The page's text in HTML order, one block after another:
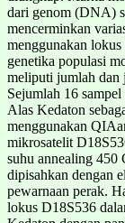
dari genom (DNA)
mencerminkan
menggunakan
genetika populasi
meliputi jumlah dan
Sejumlah 16
Alas Kedaton
menggunakan
mikrosatelit
suhu annealing 450
dipisahkan dengan
pewarnaan perak.
lokus D18S536